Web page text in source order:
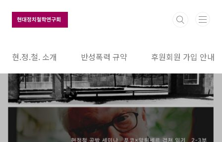
현.정.철. 소개 반성폭력 규약 후원회원 가입 안내